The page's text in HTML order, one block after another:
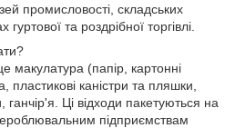
промисловості, складських
та роздрібної торгівлі.
(папір, картонні
пластикові каністри та пляшки,
ганчір'я. Ці відходи пакетуються на
підприємствам